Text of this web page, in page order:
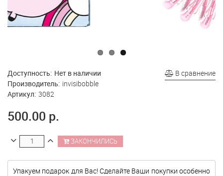
В сравнение
Доступность: Нет в наличии
Производитель: invisibobble
Артикул: 3082
500.00 р.
ЗАКОНЧИЛИСЬ
Упакуем подарок для Вас! Сделайте Ваши покупки особенно